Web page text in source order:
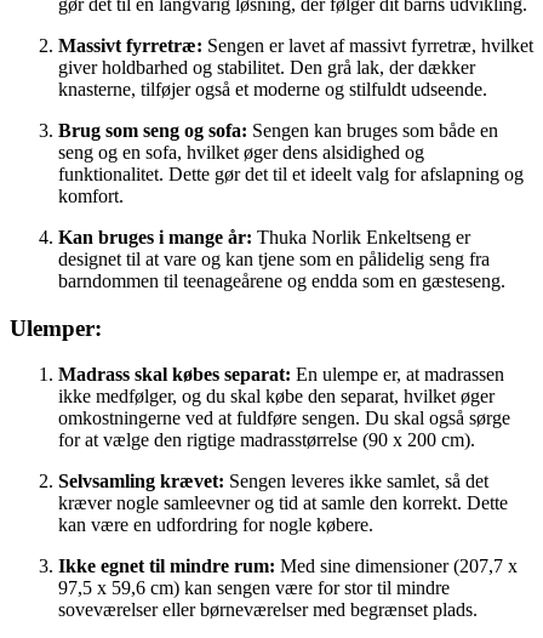
gør det til en langvarig løsning, der følger dit barns udvikling.
Massivt fyrretræ: Sengen er lavet af massivt fyrretræ, hvilket
giver holdbarhed og stabilitet. Den grå lak, der dækker
knasterne, tilføjer også et moderne og stilfuldt udseende.
Brug som seng og sofa: Sengen kan bruges som både en
seng og en sofa, hvilket øger dens alsidighed og
funktionalitet. Dette gør det til et ideelt valg for afslapning og
komfort.
Kan bruges i mange år: Thuka Norlik Enkeltseng er
designet til at vare og kan tjene som en pålidelig seng fra
barndommen til teenageårene og endda som en gæsteseng.
Ulemper:
Madrass skal købes separat: En ulempe er, at madrassen
ikke medfølger, og du skal købe den separat, hvilket øger
omkostningerne ved at fuldføre sengen. Du skal også sørge
for at vælge den rigtige madrasstørrelse (90 x 200 cm).
Selvsamling krævet: Sengen leveres ikke samlet, så det
kræver nogle samleevner og tid at samle den korrekt. Dette
kan være en udfordring for nogle købere.
Ikke egnet til mindre rum: Med sine dimensioner (207,7 x
97,5 x 59,6 cm) kan sengen være for stor til mindre
soveværelser eller børneværelser med begrænset plads.